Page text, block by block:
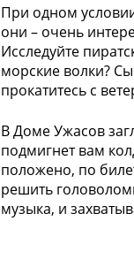
При одном
они – очень
Исследуйте
морские волки?
прокатитесь с
В Доме Ужасов
подмигнет вам
положено, по
решить
музыка, и